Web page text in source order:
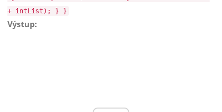
+ intList); } }
Výstup: